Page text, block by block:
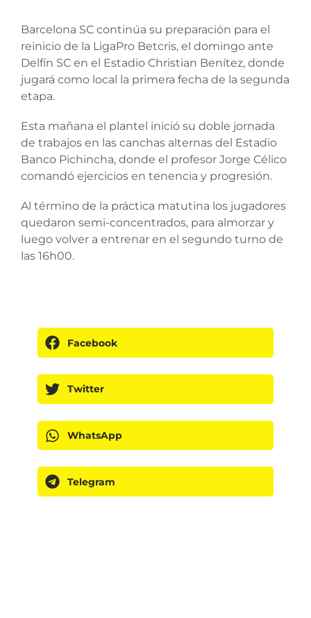
Barcelona SC continúa su preparación para el
reinicio de la LigaPro Betcris, el domingo ante
Delfín SC en el Estadio Christian Benítez, donde
jugará como local la primera fecha de la segunda
etapa.
Esta mañana el plantel inició su doble jornada
de trabajos en las canchas alternas del Estadio
Banco Pichincha, donde el profesor Jorge Célico
comandó ejercicios en tenencia y progresión.
Al término de la práctica matutina los jugadores
quedaron semi-concentrados, para almorzar y
luego volver a entrenar en el segundo turno de
las 16h00.
Facebook
Twitter
WhatsApp
Telegram